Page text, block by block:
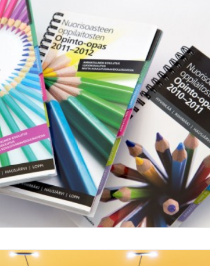
Grafiikka/Graphics